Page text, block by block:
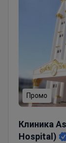
Промо
Клиника
Hospital)